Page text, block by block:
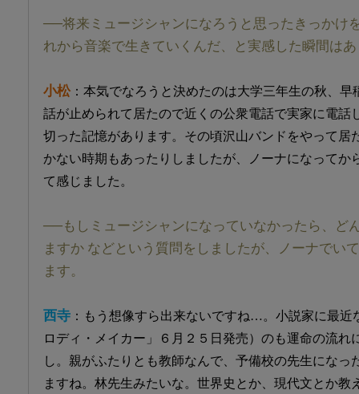
──将来ミュージシャンになろうと思ったきっかけ
れから音楽で生きていくんだ、と実感した瞬間は
小松：本気でなろうと決めたのは大学三年生の秋、早
話が止められて居たので近くの公衆電話で実家に電話
切った記憶があります。その頃沢山バンドをやって居
かない時期もあったりしましたが、ノーナになってか
て感じました。
──もしミュージシャンになっていなかったら、ど
ますか などという質問をしましたが、ノーナでい
ます。
西寺 ：もう想像すら出来ないですね…。小説家に最近
ロディ・メイカー」６月２５日発売）のも運命の流れ
し。親がふたりとも教師なんで、予備校の先生になっ
ますね。林先生みたいな。世界史とか、現代文とか教